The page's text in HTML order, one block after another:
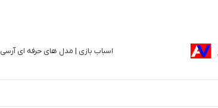
اسباب بازی | مدل های حرفه ای آرسی